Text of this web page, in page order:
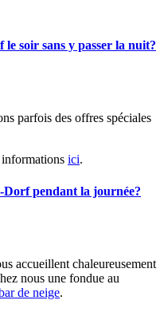
soir sans y passer la nuit?
parfois des offres spéciales
ici.
pendant la journée?
accueillent chaleureusement
nous une fondue au
de neige.